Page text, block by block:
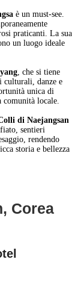
è un must-see.
praticanti. La sua
un luogo ideale
, che si tiene
culturali, danze e
unica di
comunità locale.
di Naejangsan
sentieri
rendendo
storia e bellezza
Corea